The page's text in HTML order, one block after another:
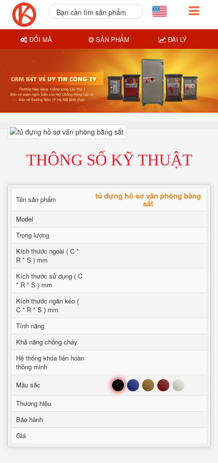
THÔNG SỐ KỸ THUẬT
Tên sản phẩm tủ đựng hồ sơ văn phòng bằng
sắt
Model
Trọng lượng
Kích thước ngoài ( C *
R * S ) mm
Kích thước sử dụng ( C
* R * S ) mm
Kích thước ngăn kéo (
C * R * S ) mm
Tính năng
Khả năng chống cháy
Hệ thống khóa liên hoàn
thông minh
Mầu sắc
Đen Xanh Nâu Đỏ Trắng
Thương hiệu
Bảo hành
Giá
Bạn cần tìm sản phẩm
ĐỔI MÃ SẢN PHẨM ĐẠI LÝ